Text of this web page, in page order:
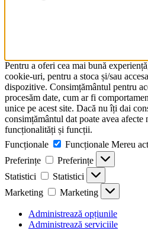
Pentru a oferi cea mai bună
cookie-uri, pentru a stoca și/sau
dispozitive. Consimțământul pentru
procesăm date, cum ar fi
unice pe acest site. Dacă nu îți dai
consimțământul dat poate avea
funcționalități și funcții.
Funcționale
Funcționale Mereu
Preferințe
Preferințe
Statistici
Statistici
Marketing
Marketing
Administrează opțiunile
Administrează serviciile